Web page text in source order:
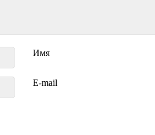
Имя
E-mail